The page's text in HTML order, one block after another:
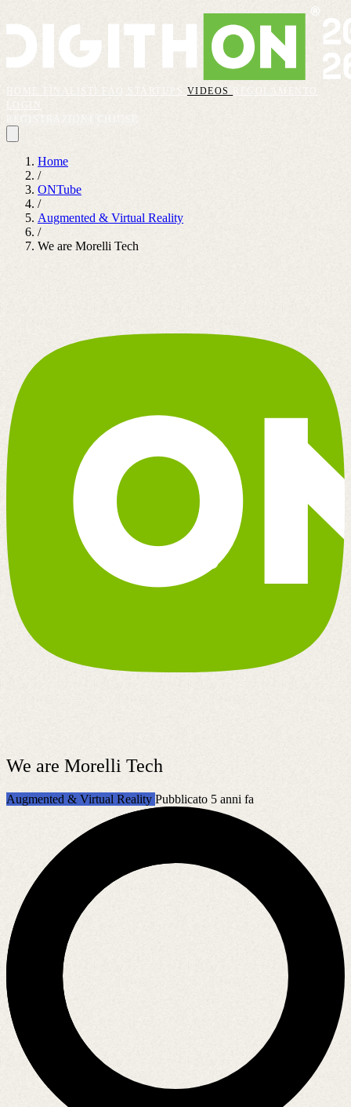
VIDEOS
REGOLAMENTO
Home
/
ONTube
/
Augmented & Virtual Reality
/
We are Morelli Tech
We are Morelli Tech
Augmented & Virtual Reality Pubblicato 5 anni fa